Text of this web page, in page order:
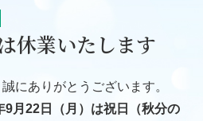
休業いたします
にありがとうございます。
9月22日（月）は祝日（秋分の